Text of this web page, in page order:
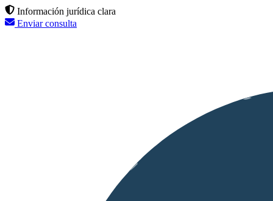
Información jurídica clara
Enviar consulta